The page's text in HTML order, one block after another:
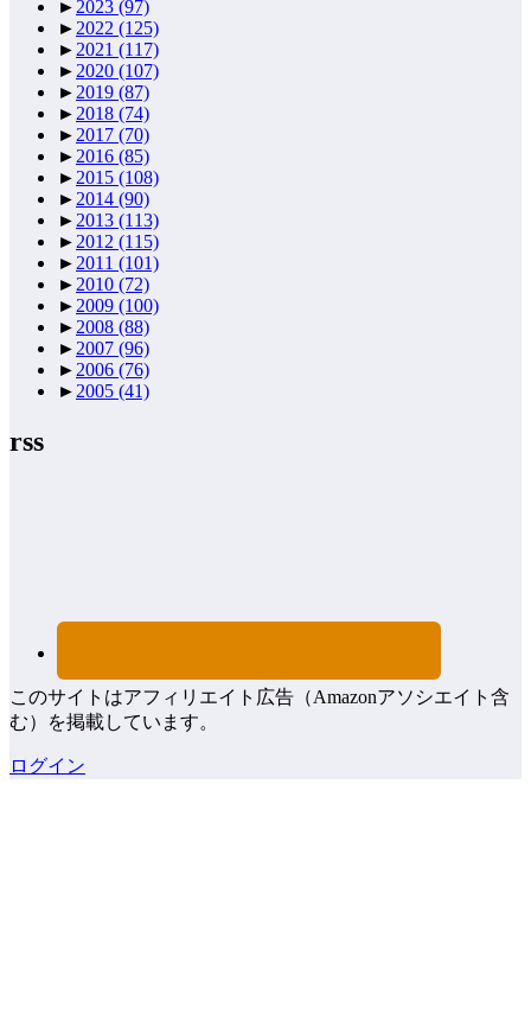
► 2023 (97)
► 2022 (125)
► 2021 (117)
► 2020 (107)
► 2019 (87)
► 2018 (74)
► 2017 (70)
► 2016 (85)
► 2015 (108)
► 2014 (90)
► 2013 (113)
► 2012 (115)
► 2011 (101)
► 2010 (72)
► 2009 (100)
► 2008 (88)
► 2007 (96)
► 2006 (76)
► 2005 (41)
rss
このサイトはアフィリエイト広告（Amazonアソシエイト含
む）を掲載しています。
ログイン